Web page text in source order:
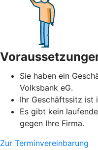
Sie haben ein
Volksbank eG.
Ihr Geschäftssitz ist
Es gibt kein
gegen Ihre Firma.
Zur Terminvereinbarung